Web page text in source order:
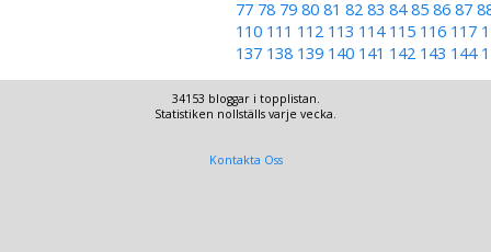
77 78 79 80 81 82 83 84 85 86 87
110 111 112 113 114 115 116 117
137 138 139 140 141 142 143 144
34153 bloggar i topplistan.
Statistiken nollställs varje vecka.
Kontakta Oss